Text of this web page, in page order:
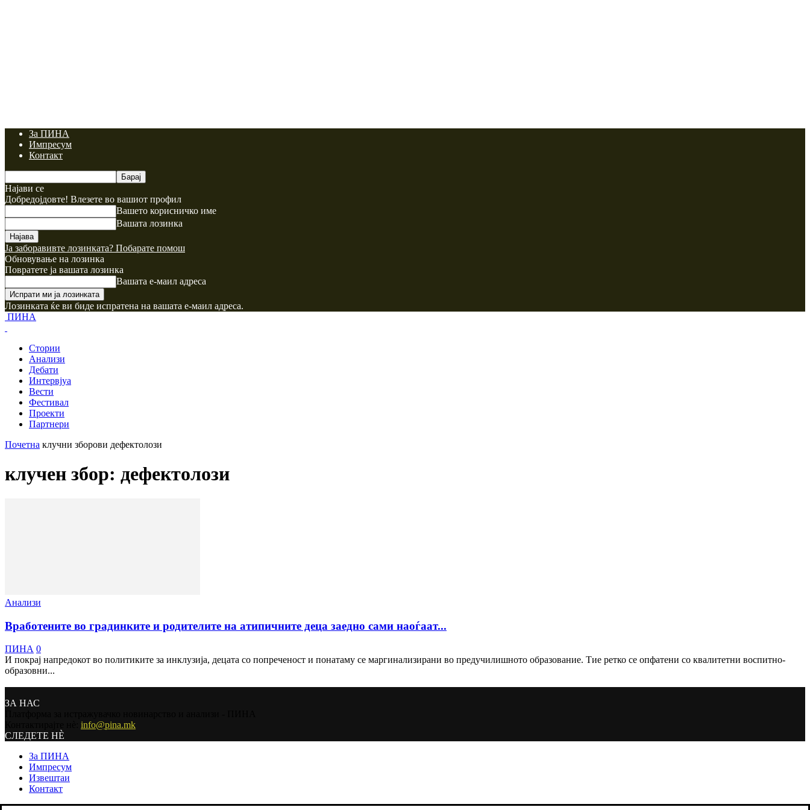
За ПИНА
Импресум
Контакт
Најави се
Добредојдовте! Влезете во вашиот профил
Вашето корисничко име
Вашата лозинка
Ја заборавивте лозинката? Побарате помош
Обновување на лозинка
Повратете ја вашата лозинка
Вашата е-маил адреса
Лозинката ќе ви биде испратена на вашата е-маил адреса.
ПИНА
Стории
Анализи
Дебати
Интервјуа
Вести
Фестивал
Проекти
Партнери
Почетна клучни зборови дефектолози
клучен збор: дефектолози
Анализи
Вработените во градинките и родителите на атипичните деца заедно сами наоѓаат...
ПИНА 0
И покрај напредокот во политиките за инклузија, децата со попреченост и понатаму се маргинализирани во предучилишното образование. Тие ретко се опфатени со квалитетни воспитно-
образовни...
ЗА НАС
info@pina.mk
СЛЕДЕТЕ НЀ
За ПИНА
Импресум
Извештаи
Контакт